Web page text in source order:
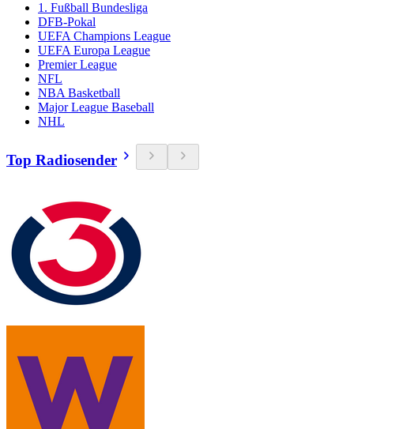
1. Fußball Bundesliga
DFB-Pokal
UEFA Champions League
UEFA Europa League
Premier League
NFL
NBA Basketball
Major League Baseball
NHL
Top Radiosender